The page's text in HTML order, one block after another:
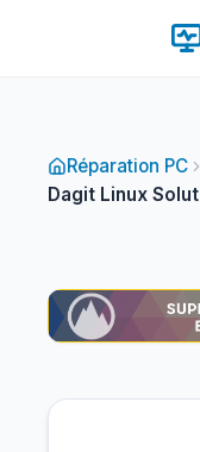
Réparation PC
Dagit Linux